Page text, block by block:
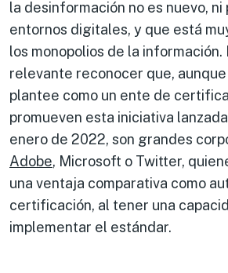
la desinformación no es nuevo, ni
entornos digitales, y que está
los monopolios de la información.
relevante reconocer que, aunque
plantee como un ente de
promueven esta iniciativa
enero de 2022, son grandes
Adobe, Microsoft o Twitter,
una ventaja comparativa como
certificación, al tener una
implementar el estándar.